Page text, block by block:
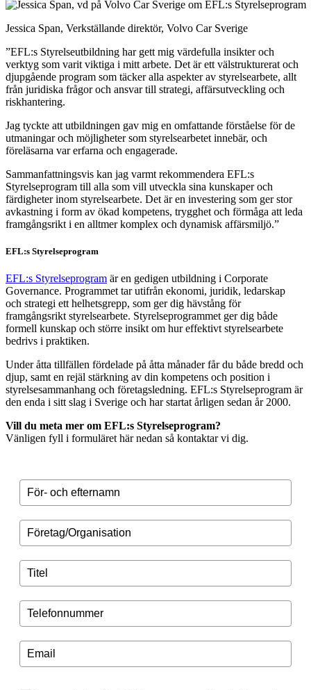
Jessica Span, Verkställande direktör, Volvo Car Sverige
”EFL:s Styrelseutbildning har gett mig värdefulla insikter och
verktyg som varit viktiga i mitt arbete. Det är ett välstrukturerat och
djupgående program som täcker alla aspekter av styrelsearbete, allt
från juridiska frågor och ansvar till strategi, affärsutveckling och
riskhantering.
Jag tyckte att utbildningen gav mig en omfattande förståelse för de
utmaningar och möjligheter som styrelsearbetet innebär, och
föreläsarna var erfarna och engagerade.
Sammanfattningsvis kan jag varmt rekommendera EFL:s
Styrelseprogram till alla som vill utveckla sina kunskaper och
färdigheter inom styrelsearbete. Det är en investering som ger stor
avkastning i form av ökad kompetens, trygghet och förmåga att leda
framgångsrikt i en alltmer komplex och dynamisk affärsmiljö.”
EFL:s Styrelseprogram
EFL:s Styrelseprogram är en gedigen utbildning i Corporate
Governance. Programmet tar utifrån ekonomi, juridik, ledarskap
och strategi ett helhetsgrepp, som ger dig hävstång för
framgångsrikt styrelsearbete. Styrelseprogrammet ger dig både
formell kunskap och större insikt om hur effektivt styrelsearbete
bedrivs i praktiken.
Under åtta tillfällen fördelade på åtta månader får du både bredd och
djup, samt en rejäl stärkning av din kompetens och position i
styrelsesammanhang och företagsledning. EFL:s Styrelseprogram är
den enda i sitt slag i Sverige och har startat årligen sedan år 2000.
Vill du meta mer om EFL:s Styrelseprogram?
Vänligen fyll i formuläret här nedan så kontaktar vi dig.